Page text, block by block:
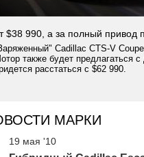
$38 990, а за полный привод
Cadillac CTS-V
также будет предлагаться
расстаться с $62 990.
МАРКИ
19 мая '10